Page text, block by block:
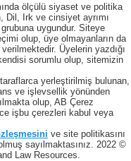
ölçülü siyaset ve politika
Dil, Irk ve cinsiyet ayrımı
uygundur. Siteye
olup, üye olmayanların da
Üyelerin yazdığı
sorumlu olup, sitemizin
yerleştirilmiş bulunan,
ve işlevsellik yönünden
olup, AB Çerez
işbu çerezleri kabul veya
ve site politikasını
sayılmaktasınız. 2022 ©
Law Resources.